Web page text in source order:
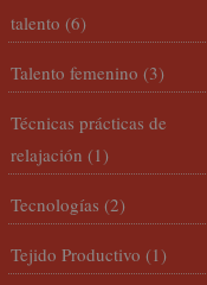
talento (6)
Talento femenino (3)
Técnicas prácticas de
relajación (1)
Tecnologías (2)
Tejido Productivo (1)